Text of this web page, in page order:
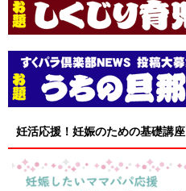
妊活応援！妊娠のための基礎講座